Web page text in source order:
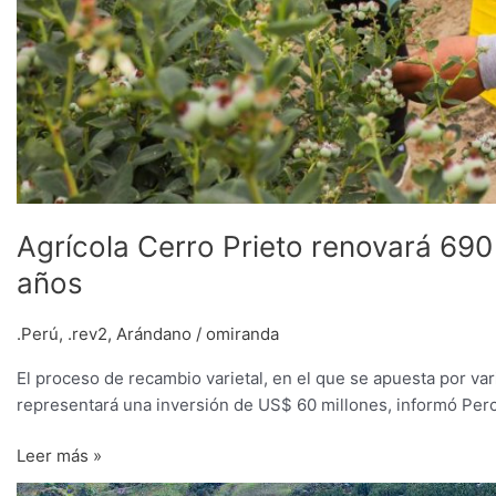
Agrícola Cerro Prieto renovará
años
.Perú, .rev2, Arándano / omiranda
El proceso de recambio varietal, en el que se apuesta por
representará una inversión de US$ 60 millones, informó
Leer más »